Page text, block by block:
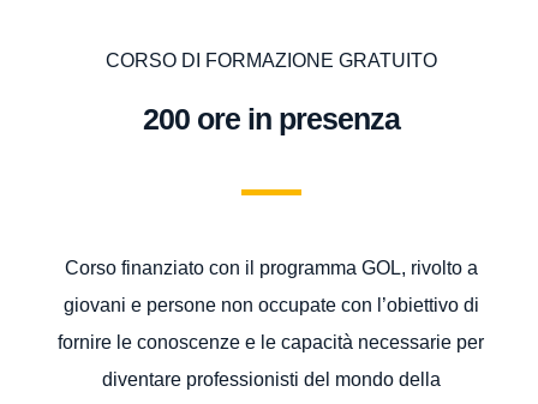
CORSO DI FORMAZIONE GRATUITO
200 ore in presenza
Corso finanziato con il programma GOL, rivolto a
giovani e persone non occupate con l’obiettivo di
fornire le conoscenze e le capacità necessarie per
diventare professionisti del mondo della